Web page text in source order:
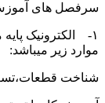
سرفصل های آموزش
۱- الکترونیک
موارد زیر میباشد:
شناخت